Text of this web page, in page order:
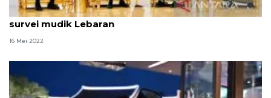
Kemarin, Presiden kunjungi Abu Dhabi hingga
survei mudik Lebaran
16 Mei 2022